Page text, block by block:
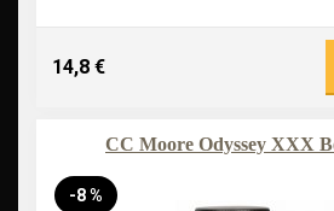
14,8 €
CC Moore Odyssey XXX
-8 %